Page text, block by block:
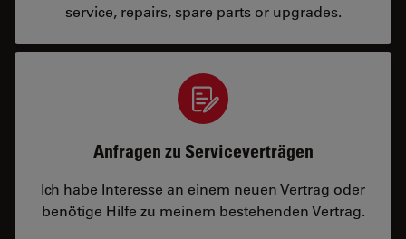
service, repairs, spare parts or upgrades.
Anfragen zu Serviceverträgen
Ich habe Interesse an einem neuen Vertrag oder
benötige Hilfe zu meinem bestehenden Vertrag.